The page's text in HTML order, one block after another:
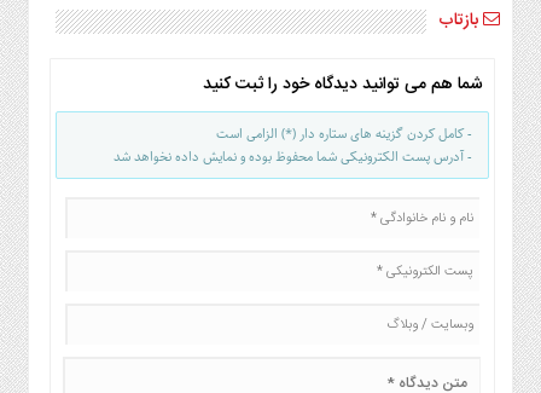
بازتاب
شما هم می توانید دیدگاه خود را ثبت کنید
- کامل کردن گزینه های ستاره دار (*) الزامی است
- آدرس پست الکترونیکی شما محفوظ بوده و نمایش داده نخواهد شد